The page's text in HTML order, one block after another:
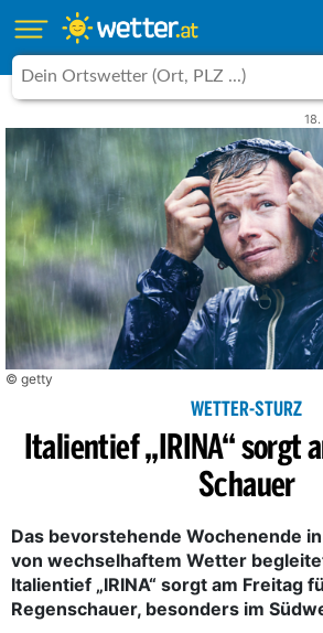
© getty
WETTER-STURZ
Italientief „IRINA“ sorgt
Schauer
Das bevorstehende Wochenende
von wechselhaftem Wetter
Italientief „IRINA“ sorgt am Freitag
Regenschauer, besonders im